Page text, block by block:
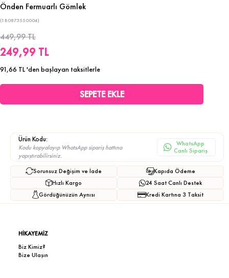
Önden Fermuarlı Gömlek
(1B0873550004)
449,99 TL
249,99 TL
91,66 TL'den başlayan taksitlerle
Ürün Kodu:
Kodu kopyalayıp WhatsApp sipariş hattına
yapıştırabilirsiniz.
WhatsApp
Canlı Sipariş
Sorunsuz Değişim ve İade
Hızlı Kargo
Gördüğünüzün Aynısı
Kapıda Ödeme
24 Saat Canlı Destek
Kredi Kartına 3 Taksit
HİKAYEMİZ
Biz Kimiz?
Bize Ulaşın